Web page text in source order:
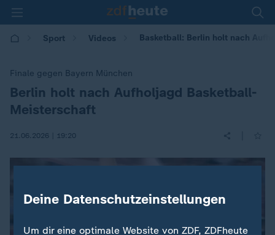
Sport Videos Basketball: Berlin holt nach
Finale gegen Bayern München
:Berlin holt nach Aufholjagd Basketball-
Meisterschaft
21.06.2026 | 19:20
Deine Datenschutzeinstellungen
Um dir eine optimale Website von ZDF, ZDFheute